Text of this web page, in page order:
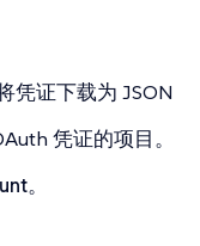
凭证下载为 JSON
凭证的项目。
。